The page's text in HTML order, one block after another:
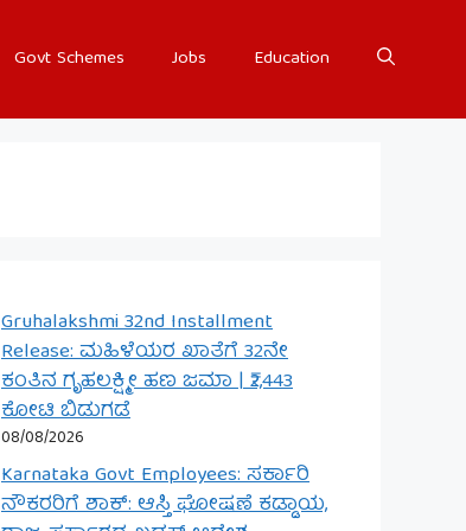
Govt Schemes Jobs Education
Gruhalakshmi 32nd Installment
Release: ಮಹಿಳೆಯರ ಖಾತೆಗೆ 32ನೇ
ಕಂತಿನ ಗೃಹಲಕ್ಷ್ಮೀ ಹಣ ಜಮಾ | ₹2,443
ಕೋಟಿ ಬಿಡುಗಡೆ
08/08/2026
Karnataka Govt Employees: ಸರ್ಕಾರಿ
ನೌಕರರಿಗೆ ಶಾಕ್: ಆಸ್ತಿ ಘೋಷಣೆ ಕಡ್ಡಾಯ,